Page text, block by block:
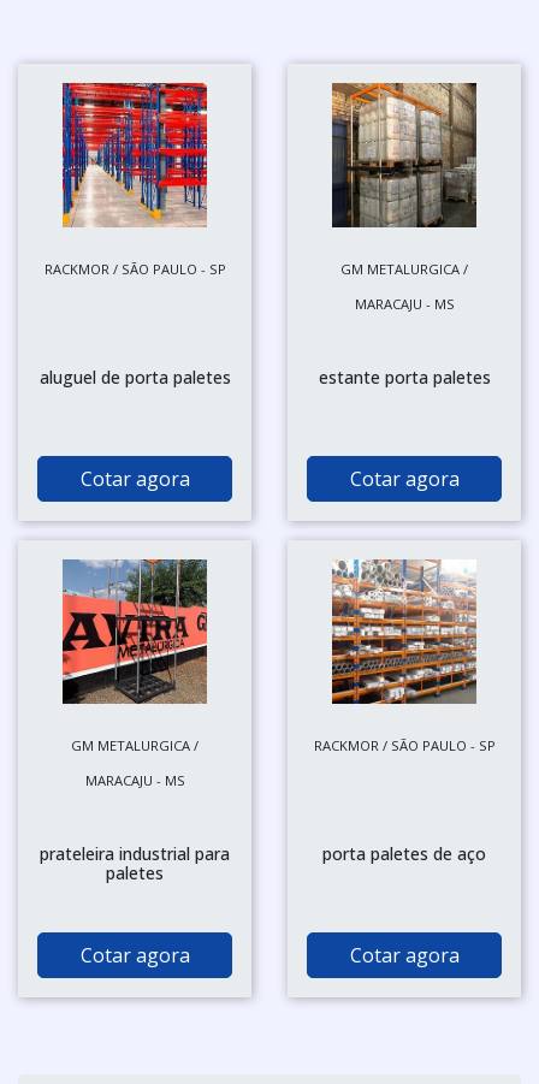
RACKMOR / SÃO PAULO - SP
aluguel de porta paletes
Cotar agora
GM METALURGICA /
MARACAJU - MS
estante porta paletes
Cotar agora
GM METALURGICA /
MARACAJU - MS
prateleira industrial para
paletes
Cotar agora
RACKMOR / SÃO PAULO - SP
porta paletes de aço
Cotar agora